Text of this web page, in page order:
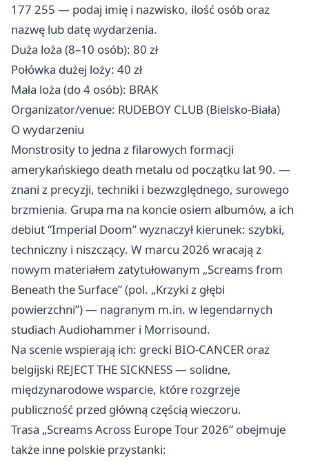
177 255 — podaj imię i nazwisko, ilość osób oraz
nazwę lub datę wydarzenia.
Duża loża (8–10 osób): 80 zł
Połówka dużej loży: 40 zł
Mała loża (do 4 osób): BRAK
Organizator/venue: RUDEBOY CLUB (Bielsko-Biała)
O wydarzeniu
Monstrosity to jedna z filarowych formacji
amerykańskiego death metalu od początku lat 90. —
znani z precyzji, techniki i bezwzględnego, surowego
brzmienia. Grupa ma na koncie osiem albumów, a ich
debiut “Imperial Doom” wyznaczył kierunek: szybki,
techniczny i niszczący. W marcu 2026 wracają z
nowym materiałem zatytułowanym „Screams from
Beneath the Surface” (pol. „Krzyki z głębi
powierzchni”) — nagranym m.in. w legendarnych
studiach Audiohammer i Morrisound.
Na scenie wspierają ich: grecki BIO-CANCER oraz
belgijski REJECT THE SICKNESS — solidne,
międzynarodowe wsparcie, które rozgrzeje
publiczność przed główną częścią wieczoru.
Trasa „Screams Across Europe Tour 2026” obejmuje
także inne polskie przystanki: